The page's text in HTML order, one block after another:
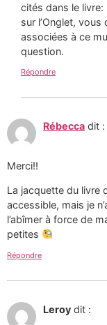
cités dans le livre:
sur l’Onglet,
associées à ce
question.
Répondre
Rébecca dit :
Merci!!
La jacquette du livre
accessible, mais je
l’abîmer à force de
petites
Répondre
Leroy dit :